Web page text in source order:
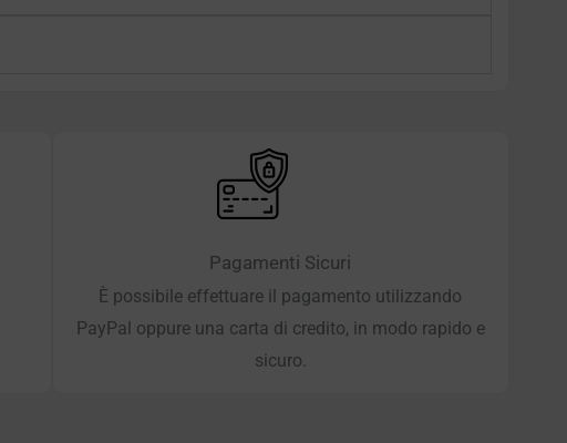
Pagamenti Sicuri
È possibile effettuare il pagamento utilizzando
PayPal oppure una carta di credito, in modo rapido e
sicuro.